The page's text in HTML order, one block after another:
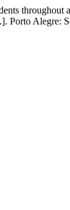
throughout
Porto Alegre: